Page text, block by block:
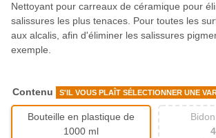
Nettoyant pour carreaux de céramique pour
salissures les plus tenaces. Pour toutes les
aux alcalis, afin d'éliminer les salissures
exemple.
Contenu S'IL VOUS PLAÎT SÉLECTIONNER UNE
Bouteille en plastique de
1000 ml